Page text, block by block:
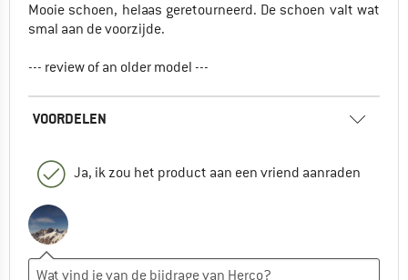
Mooie schoen, helaas geretourneerd. De schoen valt wat
smal aan de voorzijde.
--- review of an older model ---
VOORDELEN
Ja, ik zou het product aan een vriend aanraden